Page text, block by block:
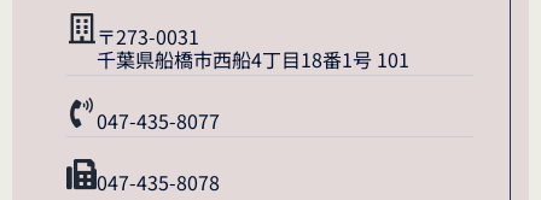
〒273-0031
千葉県船橋市西船4丁目18番1号 101
047-435-8077
047-435-8078